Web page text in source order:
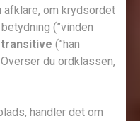
om krydsordet
betydning (”vinden
transitive (”han
du ordklassen,
handler det om